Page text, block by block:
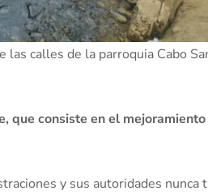
las calles de la parroquia Cabo
que consiste en el
y sus autoridades nunca